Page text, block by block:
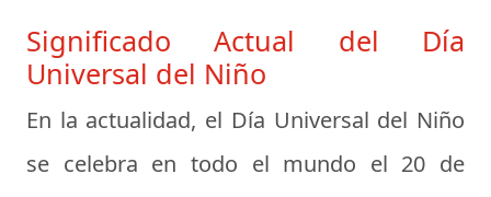
Significado Actual del Día
Universal del Niño
En la actualidad, el Día Universal del Niño
se celebra en todo el mundo el 20 de